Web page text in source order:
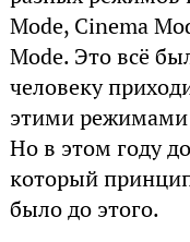
Mode, Cinema
Mode. Это всё
человеку
этими режимами
Но в этом году
который
было до этого.